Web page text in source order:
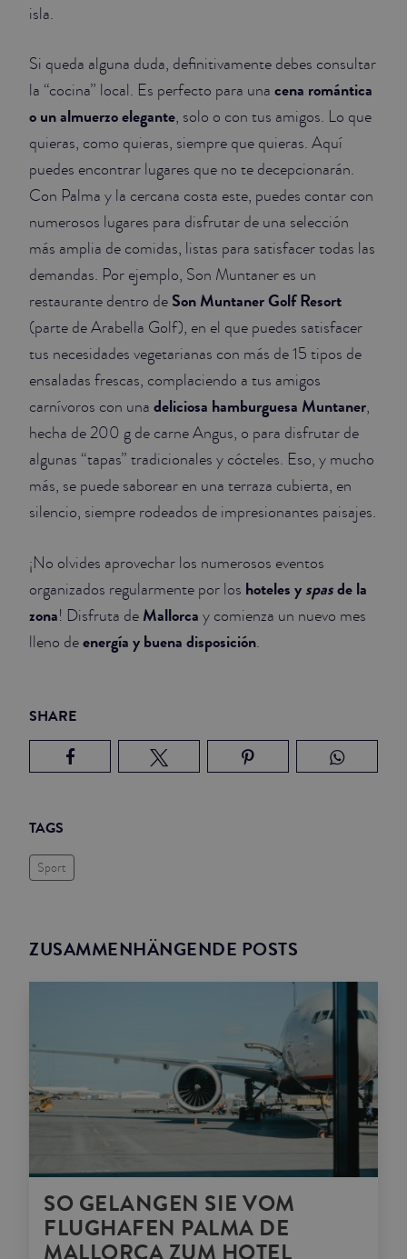
isla.
Si queda alguna duda, definitivamente debes consultar
la “cocina” local. Es perfecto para una cena romántica
o un almuerzo elegante, solo o con tus amigos. Lo que
quieras, como quieras, siempre que quieras. Aquí
puedes encontrar lugares que no te decepcionarán.
Con Palma y la cercana costa este, puedes contar con
numerosos lugares para disfrutar de una selección
más amplia de comidas, listas para satisfacer todas las
demandas. Por ejemplo, Son Muntaner es un
restaurante dentro de Son Muntaner Golf Resort
(parte de Arabella Golf), en el que puedes satisfacer
tus necesidades vegetarianas con más de 15 tipos de
ensaladas frescas, complaciendo a tus amigos
carnívoros con una deliciosa hamburguesa Muntaner,
hecha de 200 g de carne Angus, o para disfrutar de
algunas “tapas” tradicionales y cócteles. Eso, y mucho
más, se puede saborear en una terraza cubierta, en
silencio, siempre rodeados de impresionantes paisajes.
¡No olvides aprovechar los numerosos eventos
organizados regularmente por los hoteles yspasde la
zona! Disfruta de Mallorca y comienza un nuevo mes
lleno deenergía y buena disposición.
SHARE
TAGS
Sport
ZUSAMMENHÄNGENDE POSTS
SO GELANGEN SIE VOM
FLUGHAFEN PALMA DE